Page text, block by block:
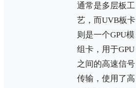
通常是多层板工
艺，而UVB板卡
则是一个GPU模
组卡，用于GPU
之间的高速信号
传输，使用了高